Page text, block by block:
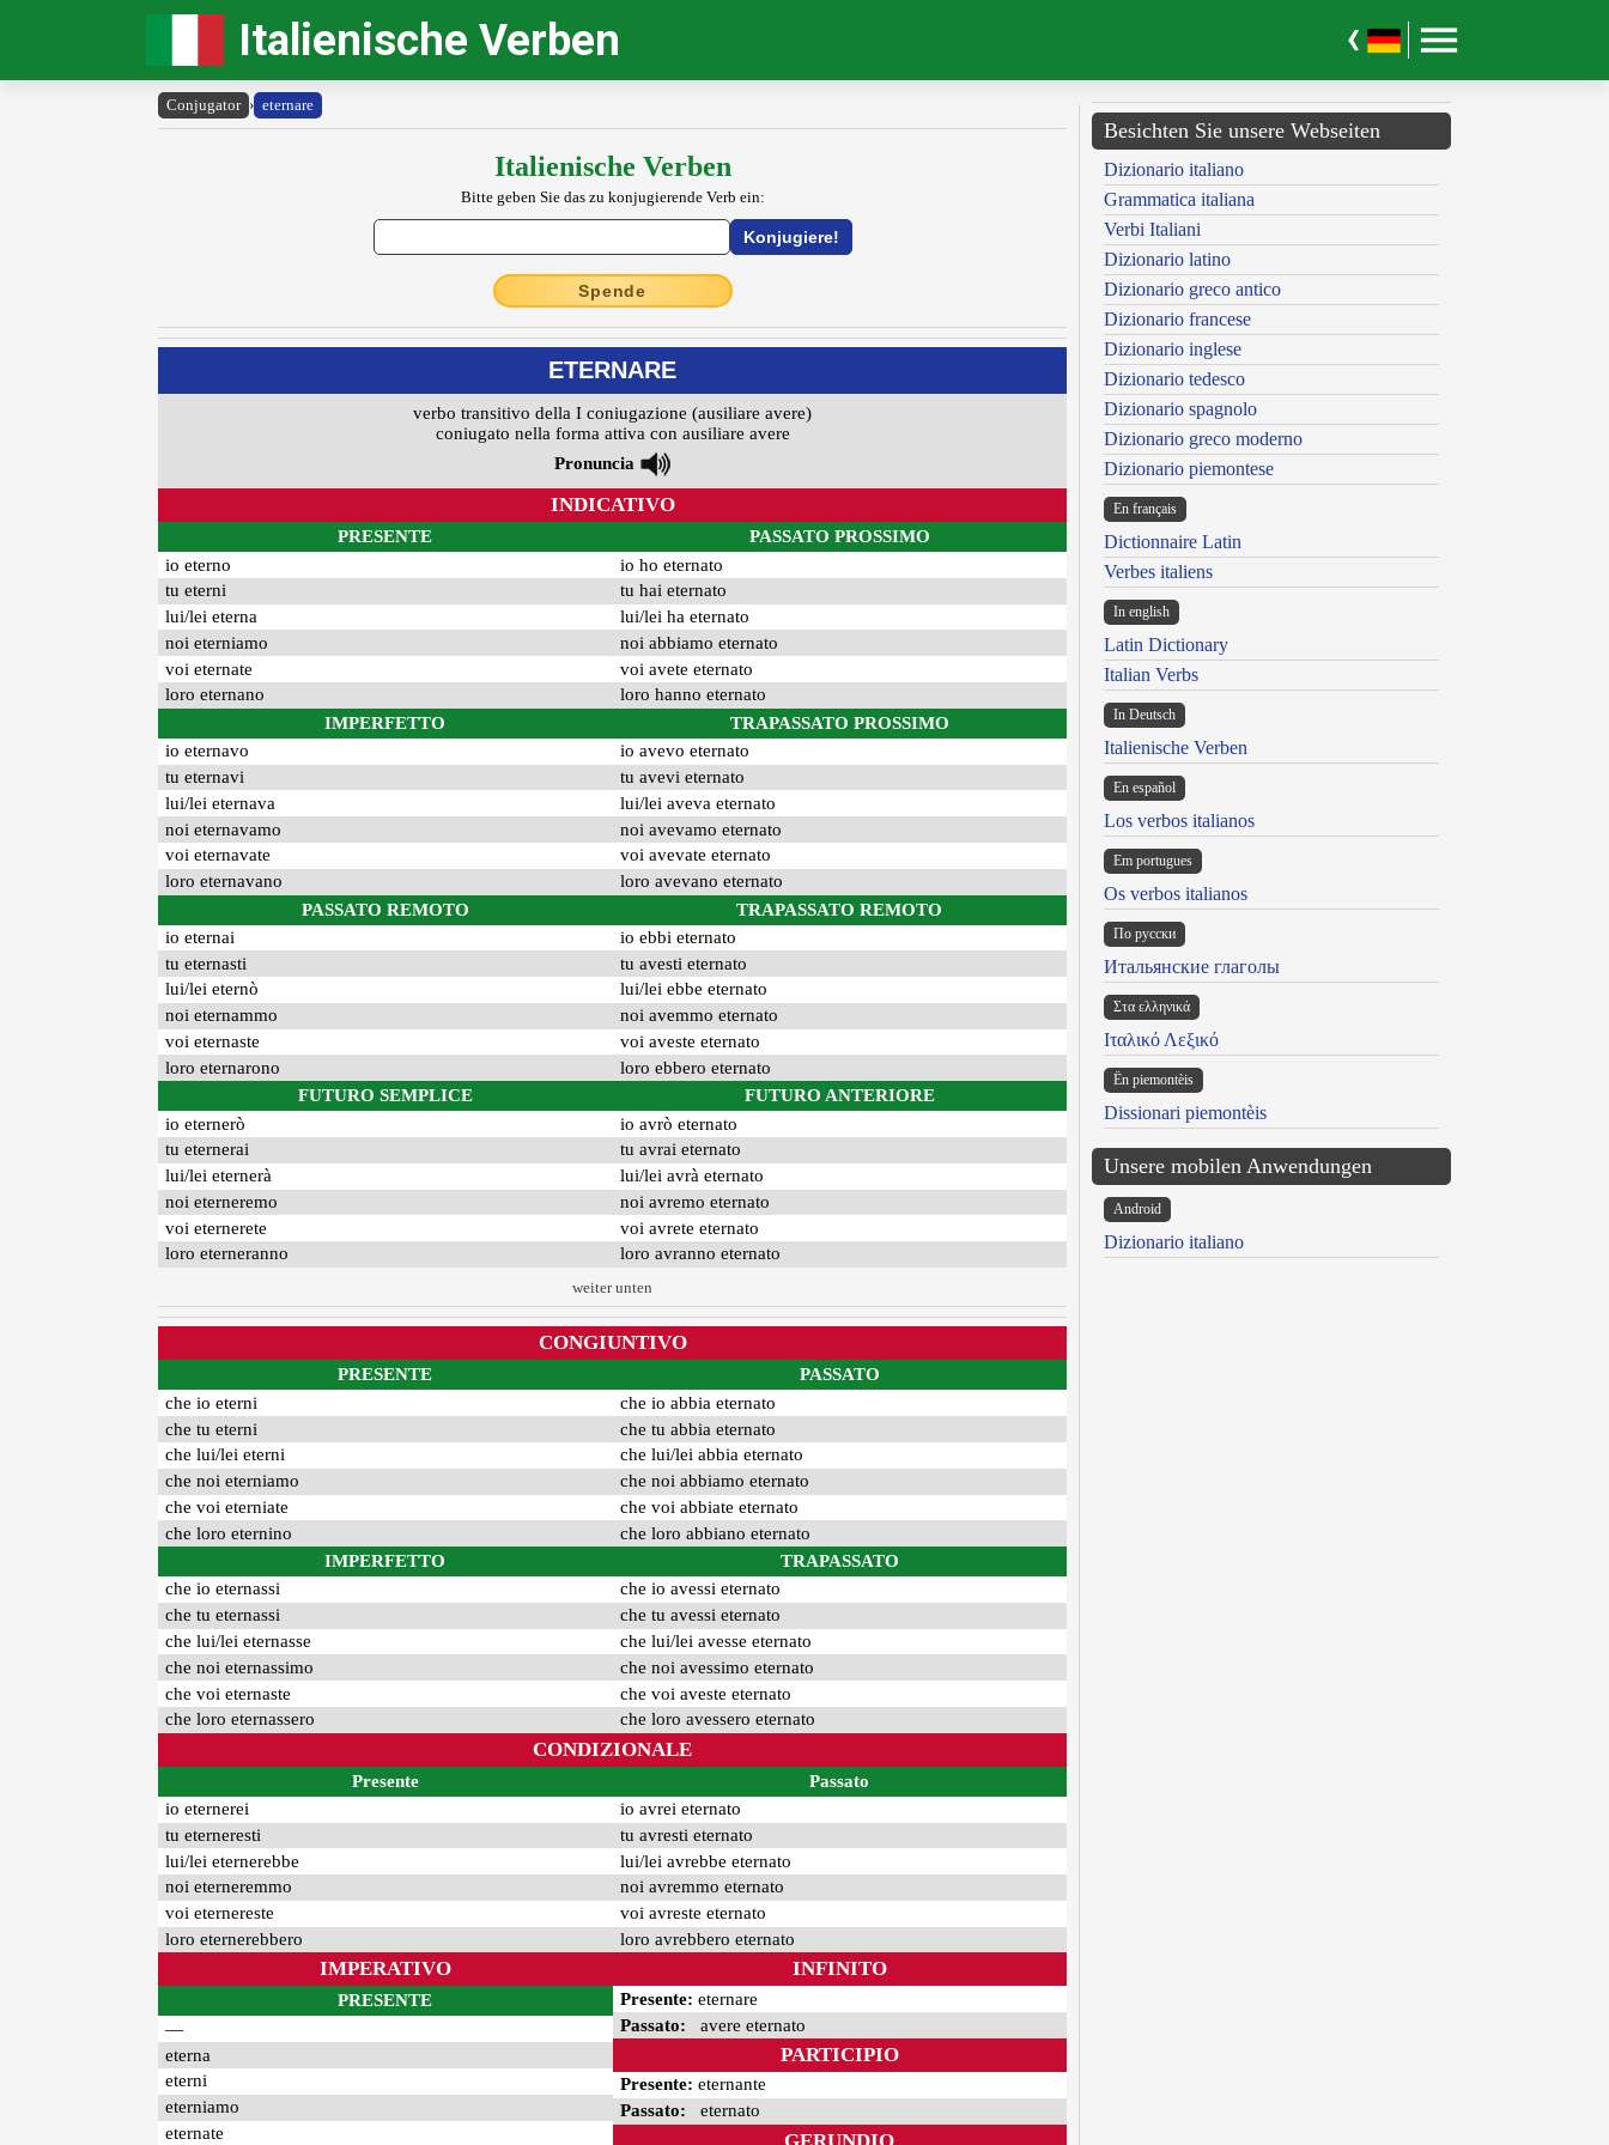
Italienische Verben
Conjugator › eternare
Italienische Verben
Bitte geben Sie das zu konjugierende Verb ein:
Spende
ETERNARE
verbo transitivo della I coniugazione (ausiliare avere)
coniugato nella forma attiva con ausiliare avere
Pronuncia
INDICATIVO
PRESENTE
io eterno
tu eterni
lui/lei eterna
noi eterniamo
voi eternate
loro eternano
IMPERFETTO
io eternavo
tu eternavi
lui/lei eternava
noi eternavamo
voi eternavate
loro eternavano
PASSATO REMOTO
io eternai
tu eternasti
lui/lei eternò
noi eternammo
voi eternaste
loro eternarono
FUTURO SEMPLICE
io eternerò
tu eternerai
lui/lei eternerà
noi eterneremo
voi eternerete
loro eterneranno
PASSATO PROSSIMO
io ho eternato
tu hai eternato
lui/lei ha eternato
noi abbiamo eternato
voi avete eternato
loro hanno eternato
TRAPASSATO PROSSIMO
io avevo eternato
tu avevi eternato
lui/lei aveva eternato
noi avevamo eternato
voi avevate eternato
loro avevano eternato
TRAPASSATO REMOTO
io ebbi eternato
tu avesti eternato
lui/lei ebbe eternato
noi avemmo eternato
voi aveste eternato
loro ebbero eternato
FUTURO ANTERIORE
io avrò eternato
tu avrai eternato
lui/lei avrà eternato
noi avremo eternato
voi avrete eternato
loro avranno eternato
weiter unten
CONGIUNTIVO
PRESENTE
che io eterni
che tu eterni
che lui/lei eterni
che noi eterniamo
che voi eterniate
che loro eternino
IMPERFETTO
che io eternassi
che tu eternassi
che lui/lei eternasse
che noi eternassimo
che voi eternaste
che loro eternassero
PASSATO
che io abbia eternato
che tu abbia eternato
che lui/lei abbia eternato
che noi abbiamo eternato
che voi abbiate eternato
che loro abbiano eternato
TRAPASSATO
che io avessi eternato
che tu avessi eternato
che lui/lei avesse eternato
che noi avessimo eternato
che voi aveste eternato
che loro avessero eternato
CONDIZIONALE
Presente
io eternerei
tu eterneresti
lui/lei eternerebbe
noi eterneremmo
voi eternereste
loro eternerebbero
Passato
io avrei eternato
tu avresti eternato
lui/lei avrebbe eternato
noi avremmo eternato
voi avreste eternato
loro avrebbero eternato
IMPERATIVO
PRESENTE
—
eterna
eterni
eterniamo
eternate
INFINITO
Presente: eternare
Passato: avere eternato
PARTICIPIO
Presente: eternante
Passato: eternato
GERUNDIO
Besichten Sie unsere Webseiten
Dizionario italiano
Grammatica italiana
Verbi Italiani
Dizionario latino
Dizionario greco antico
Dizionario francese
Dizionario inglese
Dizionario tedesco
Dizionario spagnolo
Dizionario greco moderno
Dizionario piemontese
En français
Dictionnaire Latin
Verbes italiens
In english
Latin Dictionary
Italian Verbs
In Deutsch
Italienische Verben
En español
Los verbos italianos
Em portugues
Os verbos italianos
По русски
Итальянские глаголы
Στα ελληνικά
Ιταλικό Λεξικό
Ën piemontèis
Dissionari piemontèis
Unsere mobilen Anwendungen
Android
Dizionario italiano